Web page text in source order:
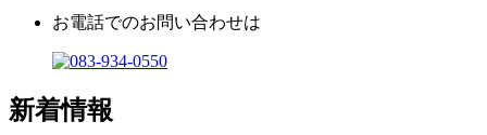
お電話でのお問い合わせは
新着情報